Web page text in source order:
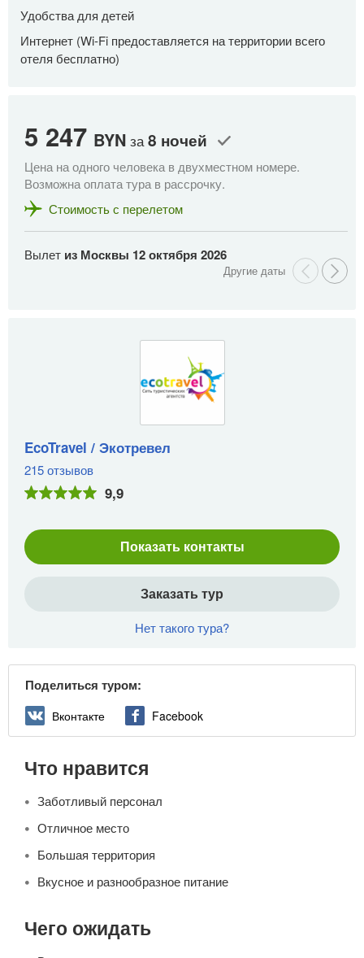
Удобства для детей
Интернет (Wi-Fi предоставляется на территории всего
отеля бесплатно)
5 247 BYN за8 ночей
Цена на одного человека в двухместном номере.
Возможна оплата тура в рассрочку.
Стоимость с перелетом
Вылет из Москвы 12 октября 2026
EcoTravel / Экотревел
215 отзывов
9,9
Показать контакты
Заказать тур
Нет такого тура?
Поделиться туром:
Вконтакте Facebook
Что нравится
Заботливый персонал
Отличное место
Большая территория
Вкусное и разнообразное питание
Чего ожидать